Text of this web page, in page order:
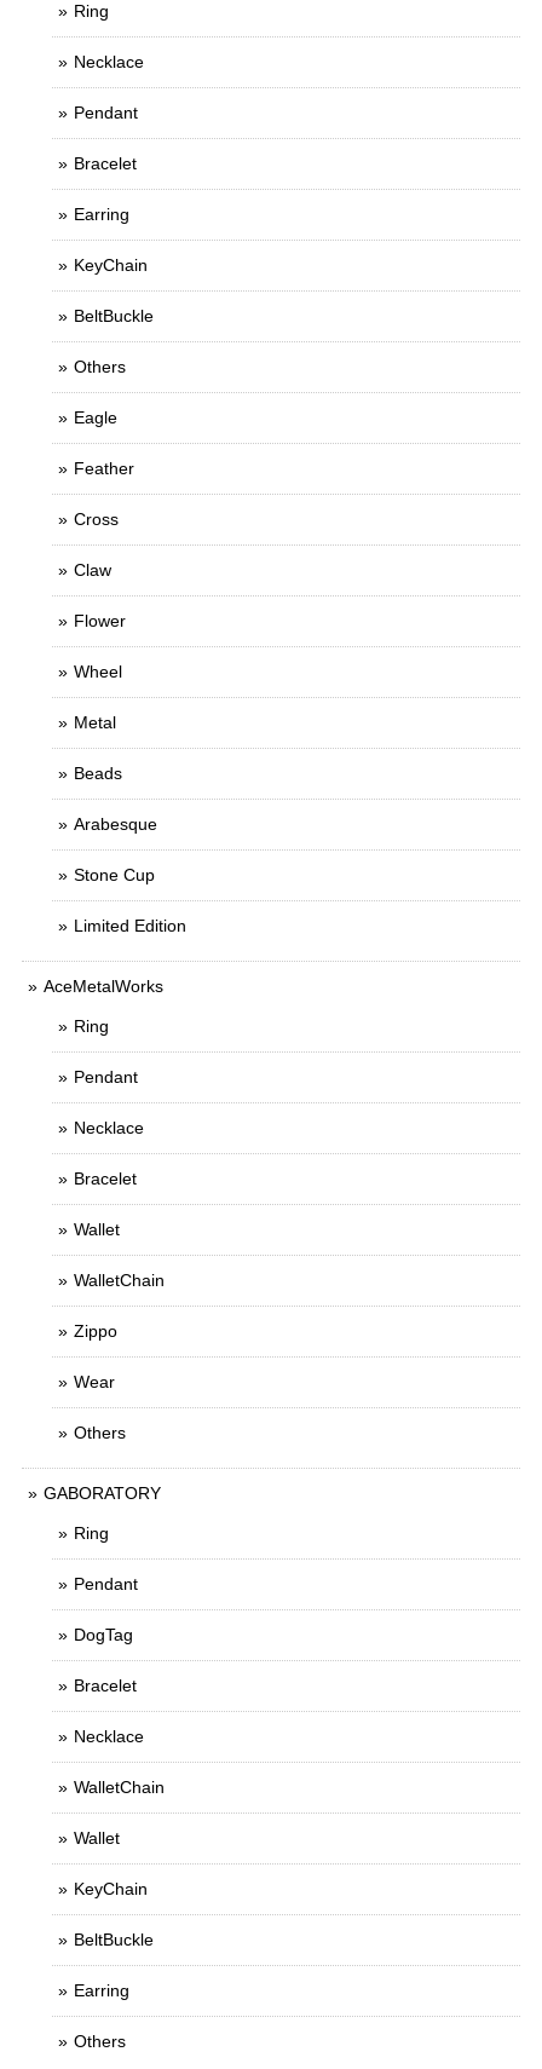
Ring
Necklace
Pendant
Bracelet
Earring
KeyChain
BeltBuckle
Others
Eagle
Feather
Cross
Claw
Flower
Wheel
Metal
Beads
Arabesque
Stone Cup
Limited Edition
AceMetalWorks
Ring
Pendant
Necklace
Bracelet
Wallet
WalletChain
Zippo
Wear
Others
GABORATORY
Ring
Pendant
DogTag
Bracelet
Necklace
WalletChain
Wallet
KeyChain
BeltBuckle
Earring
Others